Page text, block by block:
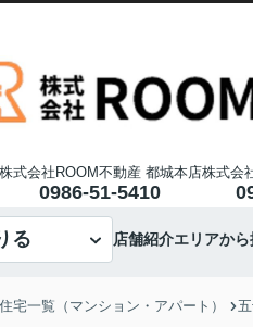
株式会社ROOM不動産 都城本店
0986-51-5410
株式会
る 店舗紹介エリアか
宅一覧（マンション・アパート）